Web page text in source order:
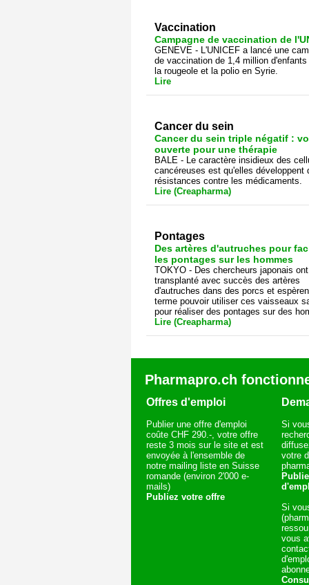
Vaccination
Campagne de vaccination de
GENEVE - L'UNICEF a lancé une
de vaccination de 1,4 million d'enfants
la rougeole et la polio en Syrie.
Lire
Cancer du sein
Cancer du sein triple négatif :
ouverte pour une thérapie
BALE - Le caractère insidieux des
cancéreuses est qu'elles développent
résistances contre les médicaments.
Lire (Creapharma)
Pontages
Des artères d'autruches pour
les pontages sur les hommes
TOKYO - Des chercheurs japonais ont
transplanté avec succès des artères
d'autruches dans des porcs et
terme pouvoir utiliser ces vaisseaux
pour réaliser des pontages sur des
Lire (Creapharma)
Pharmapro.ch
Offres d'emploi
Publier une offre d'emploi
coûte CHF 290.-, votre offre
reste 3 mois sur le site et est
envoyée à l'ensemble de
notre mailing liste en Suisse
romande (environ 2'000 e-
mails)
Publiez votre offre
Si
votre
Si
vous